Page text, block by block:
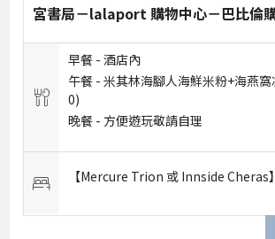
宮書局－lalaport 購物中心－巴比倫
早餐 -酒店內
午餐 -米其林海腳人海鮮米粉+海燕窩
0)
晚餐 - 方便遊玩敬請自理
【Mercure Trion 或 Innside Cheras